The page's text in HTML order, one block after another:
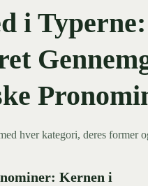
i
hver kategori, deres former
Kernen i